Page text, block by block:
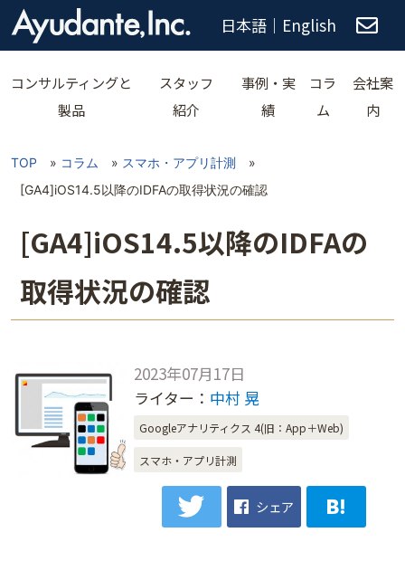
日本語 ｜ English
コンサルティングと
製品
スタッフ
紹介
事例・実
績
コラ
ム
会社案
内
TOP » コラム » スマホ・アプリ計測
»
[GA4]iOS14.5以降のIDFAの取得状況の確認
[GA4]iOS14.5以降のIDFAの
取得状況の確認
2023年07月17日
ライター： 中村 晃
Googleアナリティクス 4(旧：App＋Web)
スマホ・アプリ計測
シェア